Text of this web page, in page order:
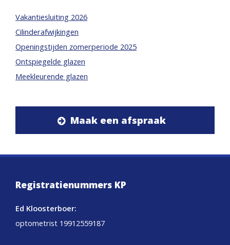
Vakantiesluiting 2026
Cilinderafwijkingen
Openingstijden zomerperiode 2025
Ontspiegelde glazen
Meekleurende glazen
Maak een afspraak
Registratienummers KP
Ed Kloosterboer:
optometrist 19912559187